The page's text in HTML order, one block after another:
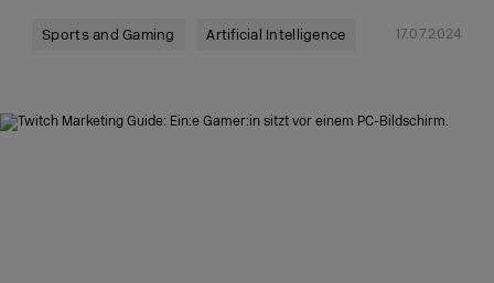
Sports and Gaming Artificial Intelligence 17.07.2024